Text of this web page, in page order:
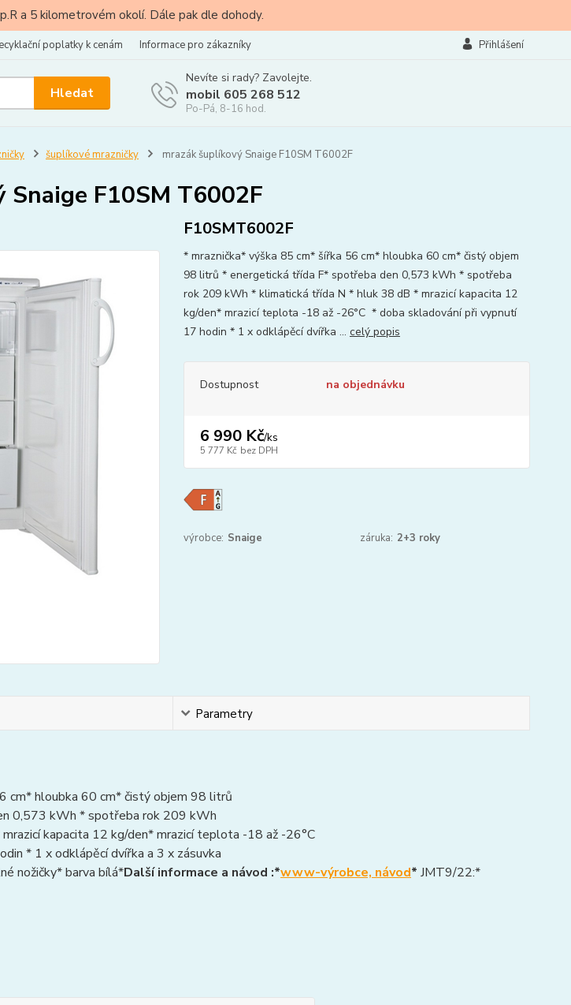
a 5 kilometrovém okolí. Dále pak dle dohody.
poplatky k cenám Informace pro zákazníky Přihlášení
Hledat
Nevíte si rady? Zavolejte.
mobil 605 268 512
Po-Pá, 8-16 hod.
šuplíkové mrazničky mrazák šuplíkový Snaige F10SM T6002F
F10SM T6002F
F10SMT6002F
* mraznička* výška 85 cm* šířka 56 cm* hloubka 60 cm* čistý objem
98 litrů * energetická třída F* spotřeba den 0,573 kWh * spotřeba
rok 209 kWh * klimatická třída N * hluk 38 dB * mrazicí kapacita 12
kg/den* mrazicí teplota -18 až -26°C * doba skladování při vypnutí
17 hodin * 1 x odklápěcí dvířka ... celý popis
Dostupnost na objednávku
6 990 Kč/ks
5 777 Kč bez DPH
výrobce: Snaige záruka: 2+3 roky
Parametry
cm* hloubka 60 cm* čistý objem 98 litrů
0,573 kWh * spotřeba rok 209 kWh
kapacita 12 kg/den* mrazicí teplota -18 až -26°C
* 1 x odklápěcí dvířka a 3 x zásuvka
nožičky* barva bílá*Další informace a návod :*www-výrobce, návod* JMT9/22:*